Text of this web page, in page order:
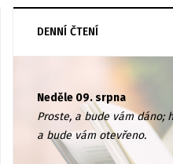
DENNÍ ČTENÍ
Neděle 09. srpna
Proste, a bude vám dáno;
a bude vám otevřeno.